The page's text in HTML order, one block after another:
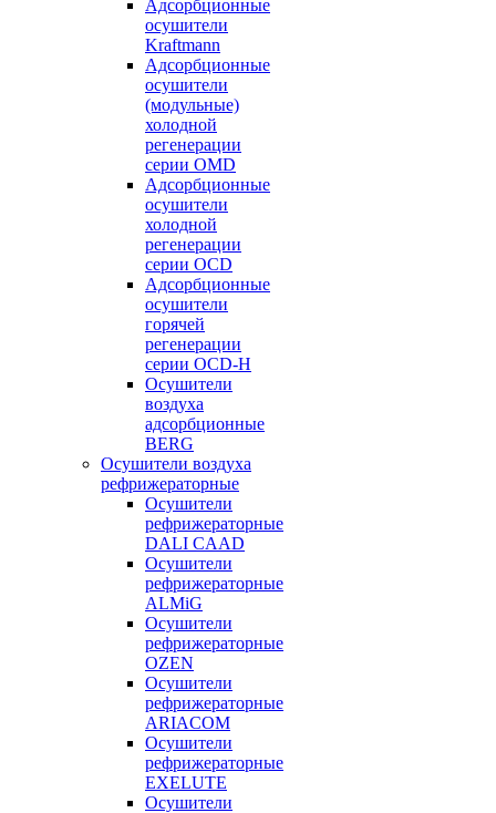
Адсорбционные
осушители
Kraftmann
Адсорбционные
осушители
(модульные)
холодной
регенерации
серии OMD
Адсорбционные
осушители
холодной
регенерации
серии OCD
Адсорбционные
осушители
горячей
регенерации
серии OСD-H
Осушители
воздуха
адсорбционные
BERG
Осушители воздуха
рефрижераторные
Осушители
рефрижераторные
DALI CAAD
Осушители
рефрижераторные
ALMiG
Осушители
рефрижераторные
OZEN
Осушители
рефрижераторные
ARIACOM
Осушители
рефрижераторные
EXELUTE
Осушители